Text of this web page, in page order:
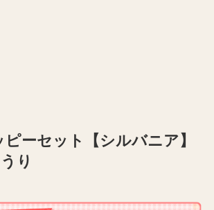
ーセット【シルバニア】
り